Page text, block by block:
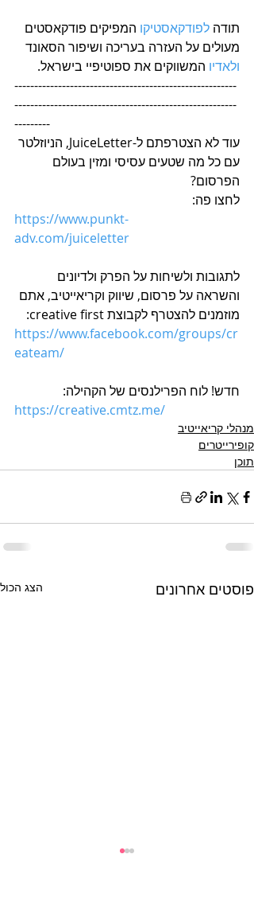
תודה לפודקאסטיקו המפיקים פודקאסטים
מעולים על העזרה בעריכה ושיפור הסאונד
ולאדיו המשווקים את ספוטיפיי בישראל.
--------------------------------------------------------
--------------------------------------------------------
---------
עוד לא הצטרפתם ל-JuiceLetter, הניוזלטר
עם כל מה שטעים עסיסי ומזין בעולם
הפרסום?
לחצו פה:
https://www.punkt-
adv.com/juiceletter
לתגובות ולשיחות על הפרק ולדיונים
והשראה על פרסום, שיווק וקריאייטיב, אתם
מוזמנים להצטרף לקבוצת creative first:
https://www.facebook.com/groups/cr
eateam/
חדש! לוח הפרילנסים של הקהילה:
https://creative.cmtz.me/
מנהלי קריאייטיב
קופירייטרים
תוכן
פוסטים אחרונים הצג הכול